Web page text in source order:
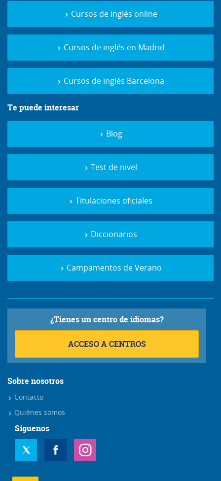
Cursos de inglés online
Cursos de inglés en Madrid
Cursos de inglés Barcelona
Te puede interesar
Blog
Test de nivel
Titulaciones oficiales
Diccionarios
Campamentos de Verano
¿Tienes un centro de idiomas?
ACCESO A CENTROS
Sobre nosotros
Contacto
Quiénes somos
Síguenos